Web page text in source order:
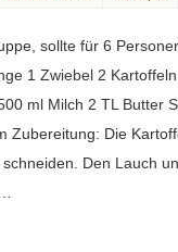
sollte für 6
1 Zwiebel 2
ml Milch 2 TL Butter
Zubereitung: Die
Den Lauch